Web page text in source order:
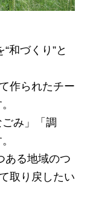
和づくり”と
作られたチー
み」「調
ある地域のつ
取り戻したい